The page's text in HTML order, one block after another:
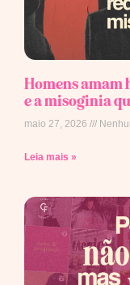
Homens amam
e a misoginia
maio 27, 2026
Leia mais »